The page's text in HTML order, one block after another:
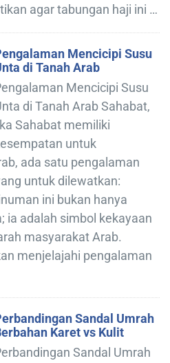
agar tabungan haji ini …
Mencicipi Susu
di Tanah Arab
Mencicipi Susu
di Tanah Arab Sahabat,
Sahabat memiliki
untuk
ada satu pengalaman
untuk dilewatkan:
ini bukan hanya
ia adalah simbol kekayaan
masyarakat Arab.
menjelajahi pengalaman
Sandal Umrah
Karet vs Kulit
Sandal Umrah